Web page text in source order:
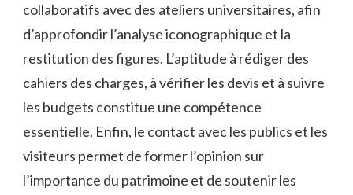
collaboratifs avec des ateliers universitaires, afin
d’approfondir l’analyse iconographique et la
restitution des figures. L’aptitude à rédiger des
cahiers des charges, à vérifier les devis et à suivre
les budgets constitue une compétence
essentielle. Enfin, le contact avec les publics et les
visiteurs permet de former l’opinion sur
l’importance du patrimoine et de soutenir les